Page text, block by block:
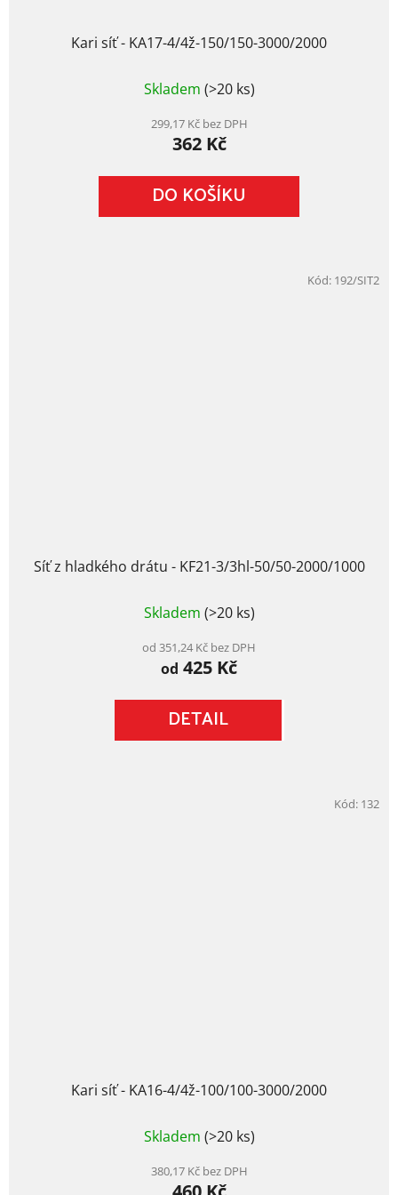
Kari síť - KA17-4/4ž-150/150-3000/2000
hodnocení
je
5,0
5
hvězdiček.
Skladem (>20 ks)
299,17 Kč bez DPH
362 Kč
DO KOŠÍKU
Síť z hladkého drátu - KF21-3/3hl-50/50-2000/1000
hodnocení
je
5,0
5
hvězdiček.
Skladem (>20 ks)
od 351,24 Kč bez DPH
od 425 Kč
DETAIL
Kód: 192/SIT2
Kari síť - KA16-4/4ž-100/100-3000/2000
hodnocení
je
5,0
Skladem (>20 ks)
380,17 Kč bez DPH
Kód: 132